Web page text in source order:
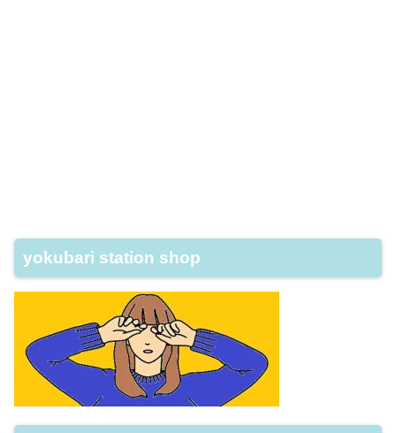
yokubari station shop